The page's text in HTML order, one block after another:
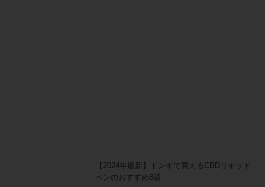
【2024年最新】ドンキで買えるCBDリキッド
ペンのおすすめ8選